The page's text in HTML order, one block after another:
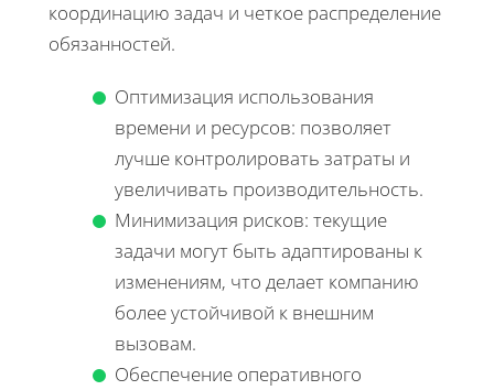
координацию задач и четкое распределение
обязанностей.
Оптимизация использования
времени и ресурсов: позволяет
лучше контролировать затраты и
увеличивать производительность.
Минимизация рисков: текущие
задачи могут быть адаптированы к
изменениям, что делает компанию
более устойчивой к внешним
вызовам.
Обеспечение оперативного